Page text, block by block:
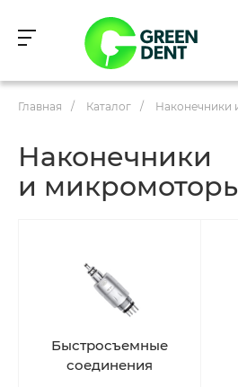
Главная / Каталог / Наконечники
Наконечники
и
Быстросъемные
соединения